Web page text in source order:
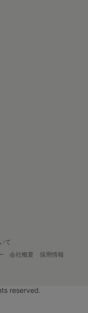
て
会社概要
採用情報
reserved.